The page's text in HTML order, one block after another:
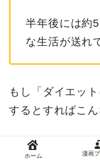
半年後には約
な生活が送れ
もし「ダイエッ
するとすればこん
ダイエットにつ
ホーム 漫画